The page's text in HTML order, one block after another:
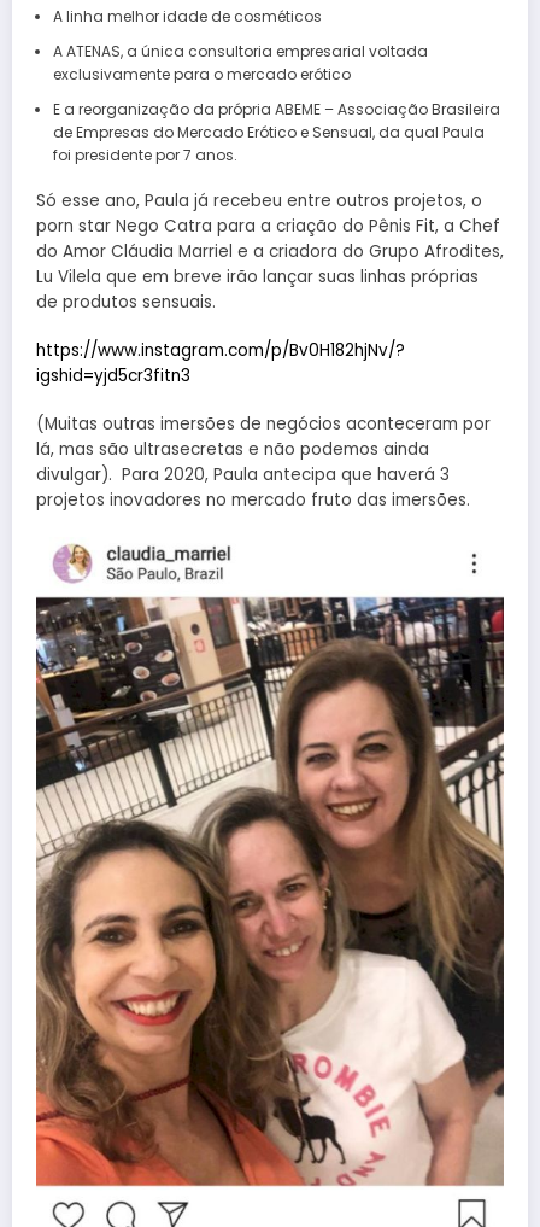
A linha melhor idade de cosméticos
A ATENAS, a única consultoria empresarial voltada
exclusivamente para o mercado erótico
E a reorganização da própria ABEME – Associação Brasileira
de Empresas do Mercado Erótico e Sensual, da qual Paula
foi presidente por 7 anos.
Só esse ano, Paula já recebeu entre outros projetos, o
porn star Nego Catra para a criação do Pênis Fit, a Chef
do Amor Cláudia Marriel e a criadora do Grupo Afrodites,
Lu Vilela que em breve irão lançar suas linhas próprias
de produtos sensuais.
https://www.instagram.com/p/Bv0H182hjNv/?
igshid=yjd5cr3fitn3
(Muitas outras imersões de negócios aconteceram por
lá, mas são ultrasecretas e não podemos ainda
divulgar). Para 2020, Paula antecipa que haverá 3
projetos inovadores no mercado fruto das imersões.